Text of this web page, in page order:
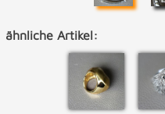
ähnliche Artikel: